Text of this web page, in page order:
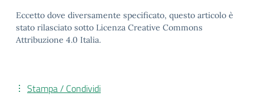
Eccetto dove diversamente specificato, questo articolo è
stato rilasciato sotto Licenza Creative Commons
Attribuzione 4.0 Italia.
Stampa / Condividi